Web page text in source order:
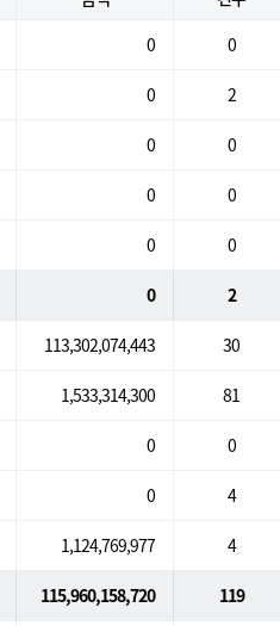
0 0
0 2
0 0
0 0
0 0
0 2
113,302,074,443 30
1,533,314,300 81
0 0
0 4
1,124,769,977 4
115,960,158,720 119